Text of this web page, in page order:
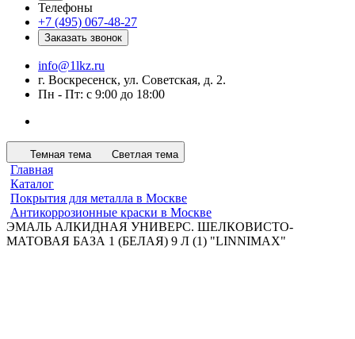
Телефоны
+7 (495) 067-48-27
Заказать звонок
info@1lkz.ru
г. Воскресенск, ул. Советская, д. 2.
Пн - Пт: с 9:00 до 18:00
Темная тема Светлая тема
Главная
Каталог
Покрытия для металла в Москве
Антикоррозионные краски в Москве
ЭМАЛЬ АЛКИДНАЯ УНИВЕРС. ШЕЛКОВИСТО-
МАТОВАЯ БАЗА 1 (БЕЛАЯ) 9 Л (1) "LINNIMAX"